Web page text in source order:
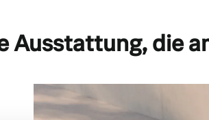
Ausstattung, die